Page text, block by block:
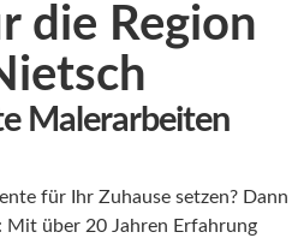
die Region
Malerarbeiten
für Ihr Zuhause setzen? Dann
Mit über 20 Jahren Erfahrung